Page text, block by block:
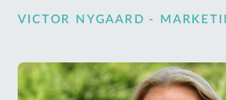
VICTOR NYGAARD -